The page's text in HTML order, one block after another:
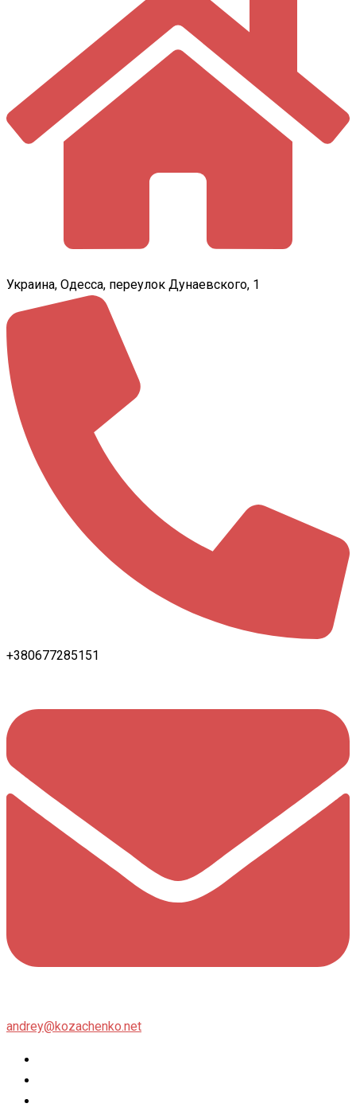
Украина, Одесса, переулок Дунаевского, 1
+380677285151
andrey@kozachenko.net